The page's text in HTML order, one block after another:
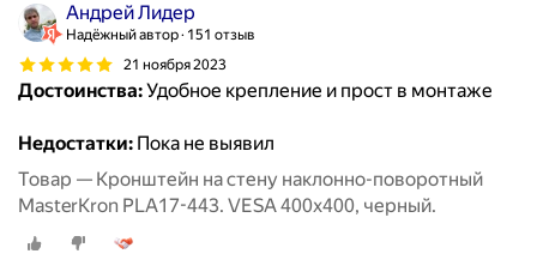
Андрей Лидер
Надёжный автор 151 отзыв
21 ноября 2023
Достоинства:Удобное крепление и прост в монтаже
Недостатки: Пока не выявил
Товар — Кронштейн на стену наклонно-поворотный
MasterKron PLA17-443. VESA 400х400, черный.